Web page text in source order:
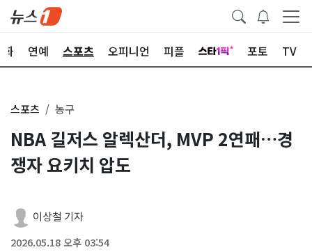
화 연예 스포츠 오피니언 피플 포토 TV
스포츠 농구
NBA 길저스 알렉산더, MVP 2연패…경
쟁자 요키치 압도
이상철 기자
2026.05.18 오후 03:54